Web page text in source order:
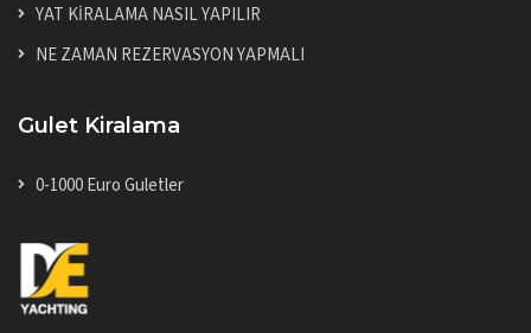
YAT KİRALAMA NASIL YAPILIR
NE ZAMAN REZERVASYON YAPMALI
Gulet Kiralama
0-1000 Euro Guletler